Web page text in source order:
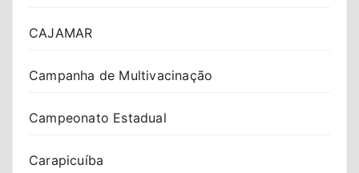
CAJAMAR
Campanha de Multivacinação
Campeonato Estadual
Carapicuíba